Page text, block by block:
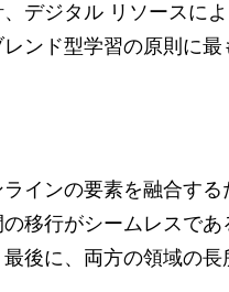
デジタル リソースに
ンド型学習の原則に
インの要素を融合す
移行がシームレスで
後に、両方の領域の